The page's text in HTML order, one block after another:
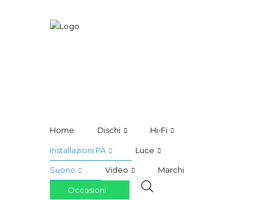
Home Dischi Hi-Fi
Installazioni PA Luce
Suono Video Marchi
Occasioni